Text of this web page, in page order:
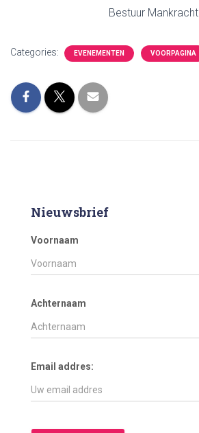
Bestuur Mankracht
Categories: EVENEMENTEN VOORPAGINA
Nieuwsbrief
Voornaam
Achternaam
Email addres: